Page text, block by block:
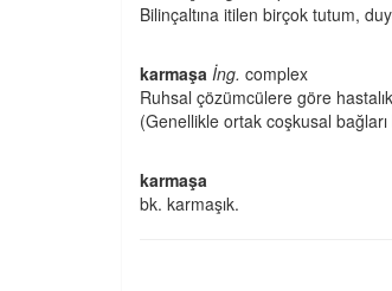
Bilinçaltına itilen birçok tutum,
karmaşa İng. complex
Ruhsal çözümcülere göre
(Genellikle ortak coşkusal
karmaşa
bk. karmaşık.